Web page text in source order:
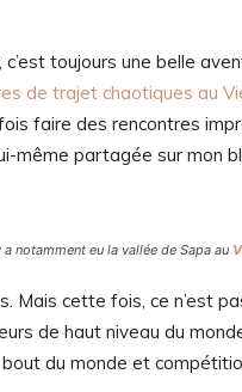
toujours une belle
de trajet chaotiques au
faire des rencontres
même partagée sur mon
notamment eu la vallée de Sapa au
Mais cette fois, ce n’est
de haut niveau du
bout du monde et